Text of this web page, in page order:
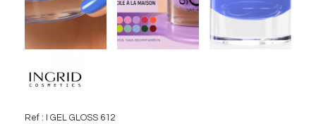
Ref : I GEL GLOSS 612